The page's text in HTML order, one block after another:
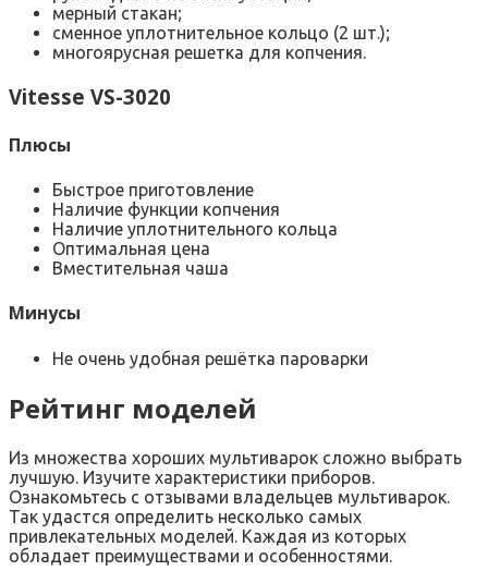
мерный стакан;
сменное уплотнительное кольцо (2 шт.);
многоярусная решетка для копчения.
Vitesse VS-3020
Плюсы
Быстрое приготовление
Наличие функции копчения
Наличие уплотнительного кольца
Оптимальная цена
Вместительная чаша
Минусы
Не очень удобная решётка пароварки
Рейтинг моделей
Из множества хороших мультиварок сложно выбрать
лучшую. Изучите характеристики приборов.
Ознакомьтесь с отзывами владельцев мультиварок.
Так удастся определить несколько самых
привлекательных моделей. Каждая из которых
обладает преимуществами и особенностями.